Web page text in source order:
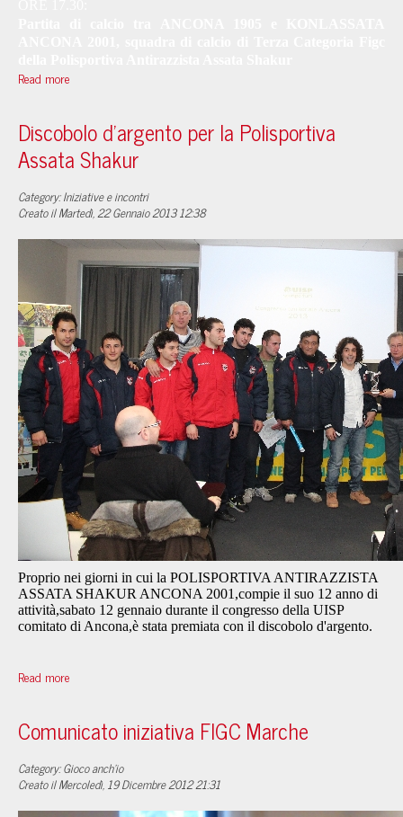
Read more
Discobolo d'argento per la Polisportiva
Assata Shakur
Category: Iniziative e incontri
Creato il Martedì, 22 Gennaio 2013 12:38
Proprio nei giorni in cui la POLISPORTIVA ANTIRAZZISTA
ASSATA SHAKUR ANCONA 2001,compie il suo 12 anno di
attività,sabato 12 gennaio durante il congresso della UISP
comitato di Ancona,è stata premiata con il discobolo d'argento.
Read more
Comunicato iniziativa FIGC Marche
Category: Gioco anch'io
Creato il Mercoledì, 19 Dicembre 2012 21:31